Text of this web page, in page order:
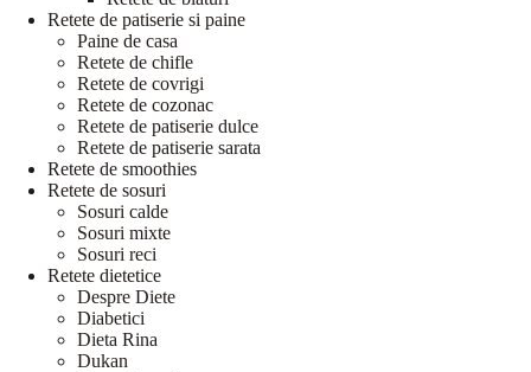
Retete de patiserie si paine
Paine de casa
Retete de chifle
Retete de covrigi
Retete de cozonac
Retete de patiserie dulce
Retete de patiserie sarata
Retete de smoothies
Retete de sosuri
Sosuri calde
Sosuri mixte
Sosuri reci
Retete dietetice
Despre Diete
Diabetici
Dieta Rina
Dukan